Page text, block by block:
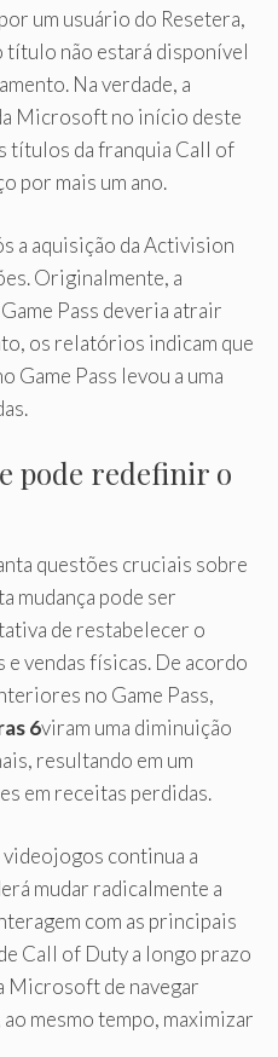
um usuário do Resetera,
título não estará disponível
Na verdade, a
Microsoft no início deste
títulos da franquia Call of
por mais um ano.
a aquisição da Activision
Originalmente, a
Pass deveria atrair
os relatórios indicam que
Game Pass levou a uma
pode redefinir o
questões cruciais sobre
mudança pode ser
de restabelecer o
vendas físicas. De acordo
no Game Pass,
6viram uma diminuição
resultando em um
em receitas perdidas.
videojogos continua a
mudar radicalmente a
com as principais
Call of Duty a longo prazo
Microsoft de navegar
mesmo tempo, maximizar